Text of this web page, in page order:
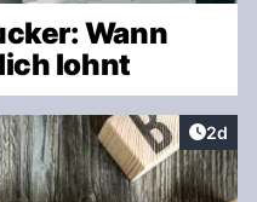
Wann
lohnt
2d